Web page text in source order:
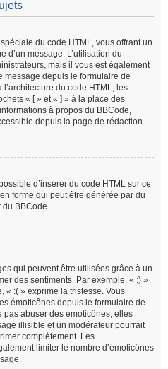
du code HTML, vous offrant un
d’un message. L’utilisation du
mais il vous est également
message depuis le formulaire de
du code HTML, les
« [ » et « ] » à la place des
à propos du BBCode,
depuis la page de rédaction.
d’insérer du code HTML sur ce
forme qui peut être générée par du
du BBCode.
qui peuvent être utilisées grâce à un
des sentiments. Par exemple, « :) »
« :( » exprime la tristesse. Vous
émoticônes depuis le formulaire de
pas abuser des émoticônes, elles
illisible et un modérateur pourrait
complètement. Les
limiter le nombre d’émoticônes